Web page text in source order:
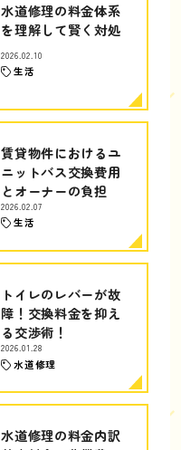
水道修理の料金体系
を理解して賢く対処
2026.02.10
生活
賃貸物件におけるユ
ニットバス交換費用
とオーナーの負担
2026.02.07
生活
トイレのレバーが故
障！交換料金を抑え
る交渉術！
2026.01.28
水道修理
水道修理の料金内訳